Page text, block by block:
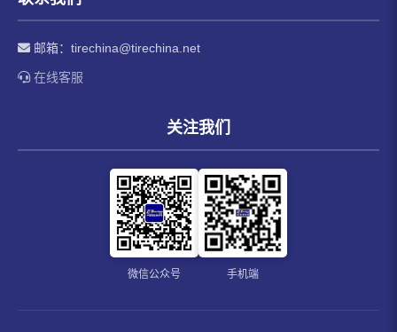
邮箱： tirechina@tirechina.net
在线客服
关注我们
微信公众号 手机端